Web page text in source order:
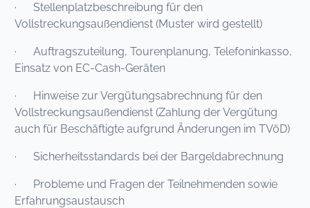
· Stellenplatzbeschreibung für den
Vollstreckungsaußendienst (Muster wird gestellt)
· Auftragszuteilung, Tourenplanung, Telefoninkasso,
Einsatz von EC-Cash-Geräten
· Hinweise zur Vergütungsabrechnung für den
Vollstreckungsaußendienst (Zahlung der Vergütung
auch für Beschäftigte aufgrund Änderungen im TVöD)
· Sicherheitsstandards bei der Bargeldabrechnung
· Probleme und Fragen der Teilnehmenden sowie
Erfahrungsaustausch